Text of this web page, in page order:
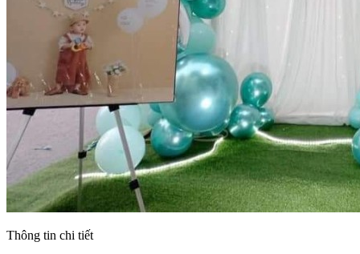
Thông tin chi tiết